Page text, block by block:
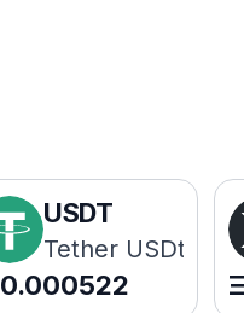
USDT
Tether USDt
0.000522 Ξ